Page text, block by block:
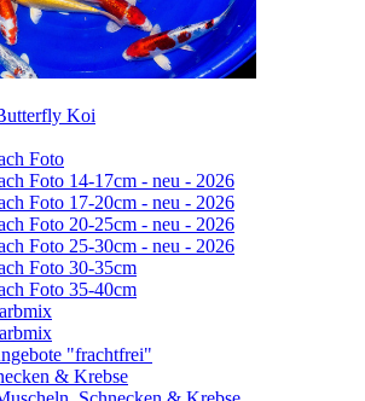
Koi
Foto
Foto 14-17cm - neu - 2026
Foto 17-20cm - neu - 2026
Foto 20-25cm - neu - 2026
Foto 25-30cm - neu - 2026
Foto 30-35cm
Foto 35-40cm
"frachtfrei"
& Krebse